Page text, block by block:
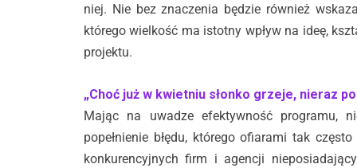
niej. Nie bez znaczenia będzie również
którego wielkość ma istotny wpływ na ideę,
projektu.
„Choć już w kwietniu słonko grzeje, nieraz
Mając na uwadze efektywność programu,
popełnienie błędu, którego ofiarami tak
konkurencyjnych firm i agencji